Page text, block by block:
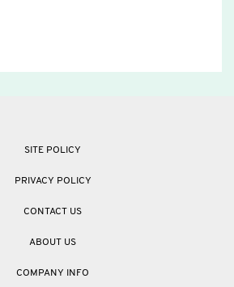
SITE POLICY
PRIVACY POLICY
CONTACT US
ABOUT US
COMPANY INFO